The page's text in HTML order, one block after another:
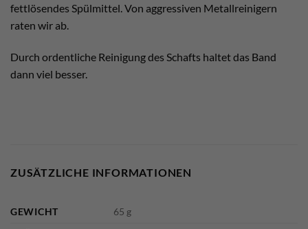
fettlösendes Spülmittel. Von aggressiven Metallreinigern
raten wir ab.
Durch ordentliche Reinigung des Schafts haltet das Band
dann viel besser.
ZUSÄTZLICHE INFORMATIONEN
GEWICHT
65 g